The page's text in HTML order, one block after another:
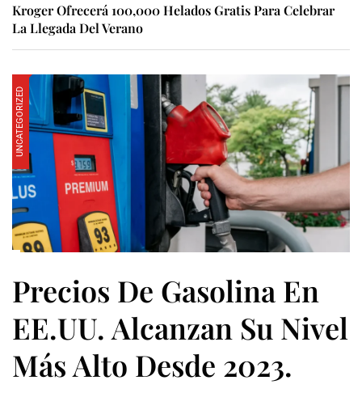
Kroger Ofrecerá 100,000 Helados Gratis Para Celebrar
La Llegada Del Verano
UNCATEGORIZED
Precios De Gasolina En
EE.UU. Alcanzan Su Nivel
Más Alto Desde 2023.